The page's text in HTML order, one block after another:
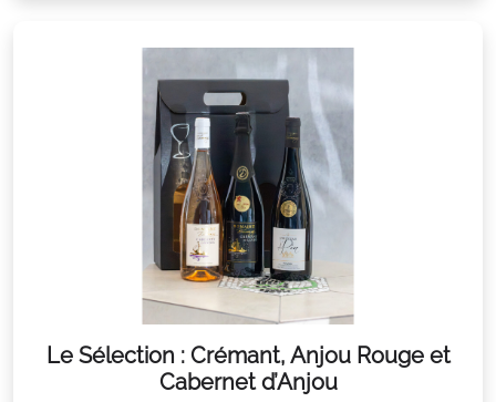
Le Sélection : Crémant, Anjou Rouge et
Cabernet d’Anjou